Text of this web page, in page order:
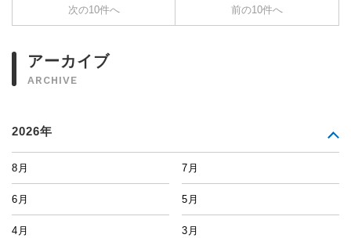
次の10件へ 前の10件へ
アーカイブ
ARCHIVE
2026年
8月 7月
6月 5月
4月 3月